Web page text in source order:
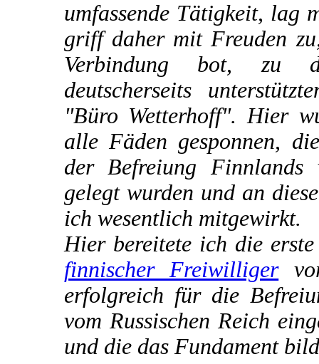
umfassende Tätigkeit, lag
griff daher mit Freuden
Verbindung bot, zu
deutscherseits
"Büro Wetterhoff". Hier
alle Fäden gesponnen,
der Befreiung Finnlands
gelegt wurden und an
ich wesentlich mitgewirkt.
Hier bereitete ich die
finnischer Freiwilliger
erfolgreich für die
vom Russischen Reich
und die das Fundament